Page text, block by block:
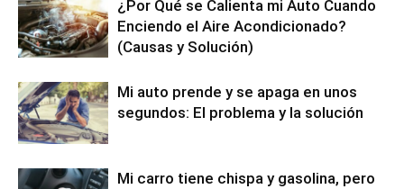
¿Por Qué se Calienta mi Auto Cuando
Enciendo el Aire Acondicionado?
(Causas y Solución)
Mi auto prende y se apaga en unos
segundos: El problema y la solución
Mi carro tiene chispa y gasolina, pero